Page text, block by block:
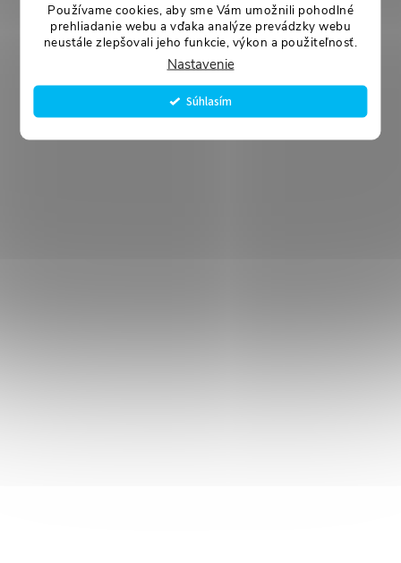
Používame cookies, aby sme Vám umožnili pohodlné
prehliadanie webu a vďaka analýze prevádzky webu
neustále zlepšovali jeho funkcie, výkon a použiteľnosť.
Nastavenie
Súhlasím